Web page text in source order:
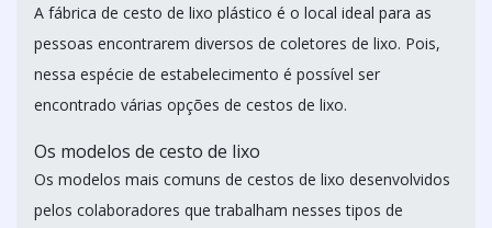
A fábrica de cesto de lixo plástico é o local ideal para as
pessoas encontrarem diversos de coletores de lixo. Pois,
nessa espécie de estabelecimento é possível ser
encontrado várias opções de cestos de lixo.
Os modelos de cesto de lixo
Os modelos mais comuns de cestos de lixo desenvolvidos
pelos colaboradores que trabalham nesses tipos de